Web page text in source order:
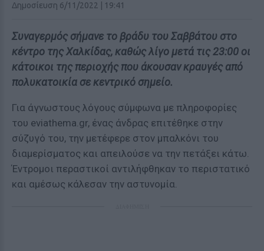
Δημοσίευση 6/11/2022 | 19:41
Συναγερμός σήμανε το βράδυ του Σαββάτου στο
κέντρο της Χαλκίδας, καθώς λίγο μετά τις 23:00 οι
κάτοικοι της περιοχής που άκουσαν κραυγές από
πολυκατοικία σε κεντρικό σημείο.
Για άγνωστους λόγους σύμφωνα με πληροφορίες
του eviathema.gr, ένας άνδρας επιτέθηκε στην
σύζυγό του, την μετέφερε στον μπαλκόνι του
διαμερίσματος και απειλούσε να την πετάξει κάτω.
Έντρομοι περαστικοί αντιλήφθηκαν το περιστατικό
και αμέσως κάλεσαν την αστυνομία.